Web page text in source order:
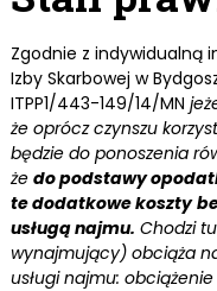
Zgodnie z indywidualną
Izby Skarbowej w
ITPP1/443-149/14/MN
że oprócz czynszu
będzie do ponoszenia
że do podstawy
te dodatkowe koszty
usługą najmu. Chodzi
wynajmujący) obciąża
usługi najmu: